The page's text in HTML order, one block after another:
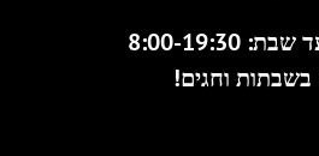
8:00-19:30
וחגים!